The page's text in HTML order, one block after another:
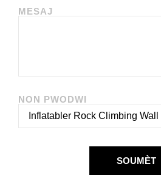
MESAJ
NON PWODWI
SOUMÈT